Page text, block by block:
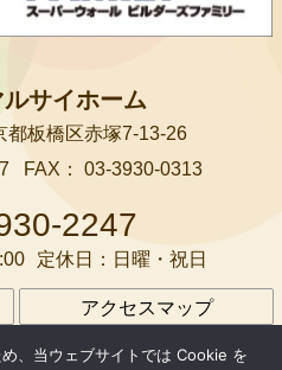
サイホーム
都板橋区赤塚7-13-26
FAX： 03-3930-0313
2247
定休日： 日曜・祝日
アクセスマップ
、当ウェブサイトでは Cookie を